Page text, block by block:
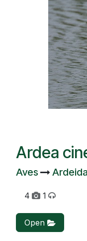
Ardea
Aves
4 1
Open